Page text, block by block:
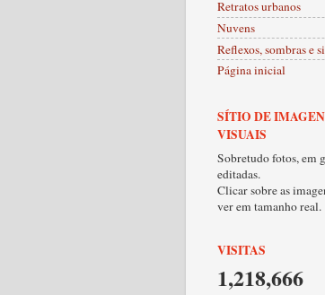
Retratos urbanos
Nuvens
Reflexos, sombras e
Página inicial
SÍTIO DE
VISUAIS
Sobretudo fotos, em
editadas.
Clicar sobre as
ver em tamanho real.
VISITAS
1,218,666